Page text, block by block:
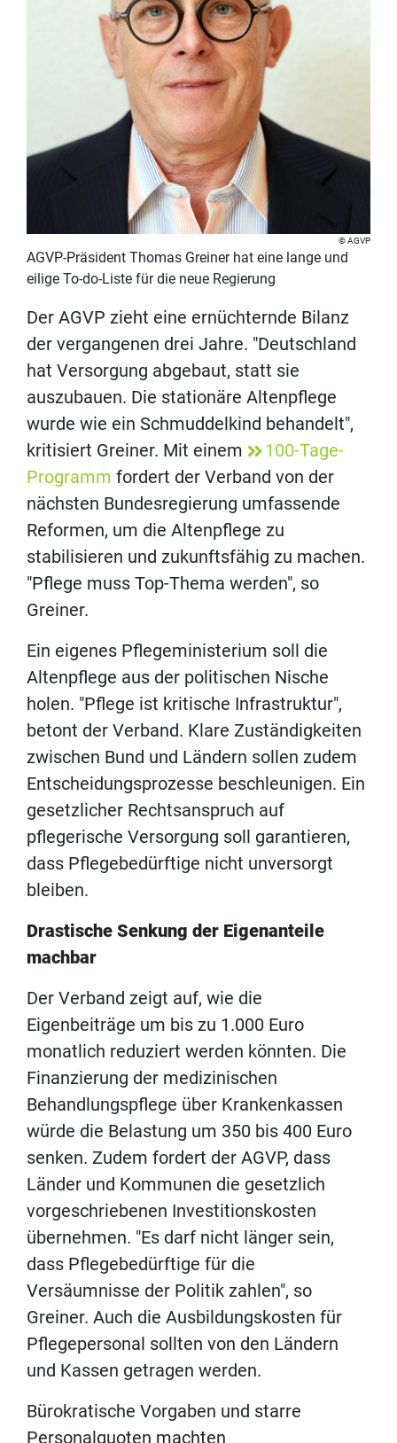
AGVP
AGVP-Präsident Thomas Greiner hat eine lange und
eilige To-do-Liste für die neue Regierung
Der AGVP zieht eine ernüchternde Bilanz
der vergangenen drei Jahre. "Deutschland
hat Versorgung abgebaut, statt sie
auszubauen. Die stationäre Altenpflege
wurde wie ein Schmuddelkind behandelt",
kritisiert Greiner. Mit einem
100-Tage-
Programm fordert der Verband von der
nächsten Bundesregierung umfassende
Reformen, um die Altenpflege zu
stabilisieren und zukunftsfähig zu machen.
"Pflege muss Top-Thema werden", so
Greiner.
Ein eigenes Pflegeministerium soll die
Altenpflege aus der politischen Nische
holen. "Pflege ist kritische Infrastruktur",
betont der Verband. Klare Zuständigkeiten
zwischen Bund und Ländern sollen zudem
Entscheidungsprozesse beschleunigen. Ein
gesetzlicher Rechtsanspruch auf
pflegerische Versorgung soll garantieren,
dass Pflegebedürftige nicht unversorgt
bleiben.
Drastische Senkung der Eigenanteile
machbar
Der Verband zeigt auf, wie die
Eigenbeiträge um bis zu 1.000 Euro
monatlich reduziert werden könnten. Die
Finanzierung der medizinischen
Behandlungspflege über Krankenkassen
würde die Belastung um 350 bis 400 Euro
senken. Zudem fordert der AGVP, dass
Länder und Kommunen die gesetzlich
vorgeschriebenen Investitionskosten
übernehmen. "Es darf nicht länger sein,
dass Pflegebedürftige für die
Versäumnisse der Politik zahlen", so
Greiner. Auch die Ausbildungskosten für
Pflegepersonal sollten von den Ländern
und Kassen getragen werden.
Bürokratische Vorgaben und starre
Personalquoten machten